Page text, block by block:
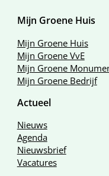
Mijn Groene Huis
Mijn Groene Huis
Mijn Groene VvE
Mijn Groene
Mijn Groene Bedrijf
Actueel
Nieuws
Agenda
Nieuwsbrief
Vacatures